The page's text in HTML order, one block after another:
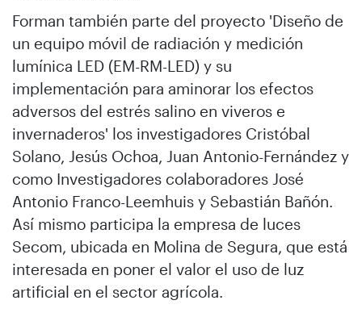
Forman también parte del proyecto 'Diseño de
un equipo móvil de radiación y medición
lumínica LED (EM-RM-LED) y su
implementación para aminorar los efectos
adversos del estrés salino en viveros e
invernaderos' los investigadores Cristóbal
Solano, Jesús Ochoa, Juan Antonio-Fernández y
como Investigadores colaboradores José
Antonio Franco-Leemhuis y Sebastián Bañón.
Así mismo participa la empresa de luces
Secom, ubicada en Molina de Segura, que está
interesada en poner el valor el uso de luz
artificial en el sector agrícola.